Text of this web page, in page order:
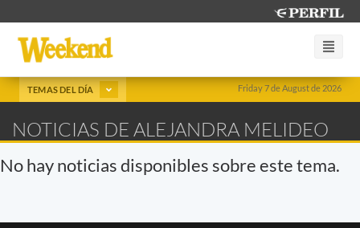
Friday 7 de August de 2026
TEMAS DEL DÍA
NOTICIAS DE ALEJANDRA MELIDEO
No hay noticias disponibles sobre este tema.